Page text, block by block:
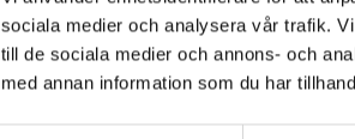
sociala medier och analysera vår trafik.
till de sociala medier och annons- och
med annan information som du har